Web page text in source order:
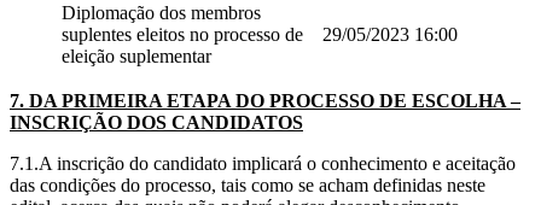
Diplomação dos membros
suplentes eleitos no processo de
eleição suplementar
29/05/2023 16:00
7. DA PRIMEIRA ETAPA DO PROCESSO DE ESCOLHA –
INSCRIÇÃO DOS CANDIDATOS
7.1.A inscrição do candidato implicará o conhecimento e aceitação
das condições do processo, tais como se acham definidas neste